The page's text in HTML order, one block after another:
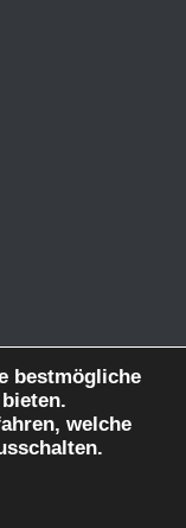
bestmögliche
welche